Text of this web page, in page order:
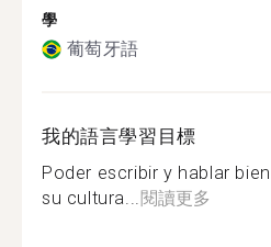
學
葡萄牙語
我的語言學習目標
Poder escribir y hablar
su cultura...閱讀更多